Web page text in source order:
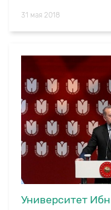
31 мая 2018
Университет